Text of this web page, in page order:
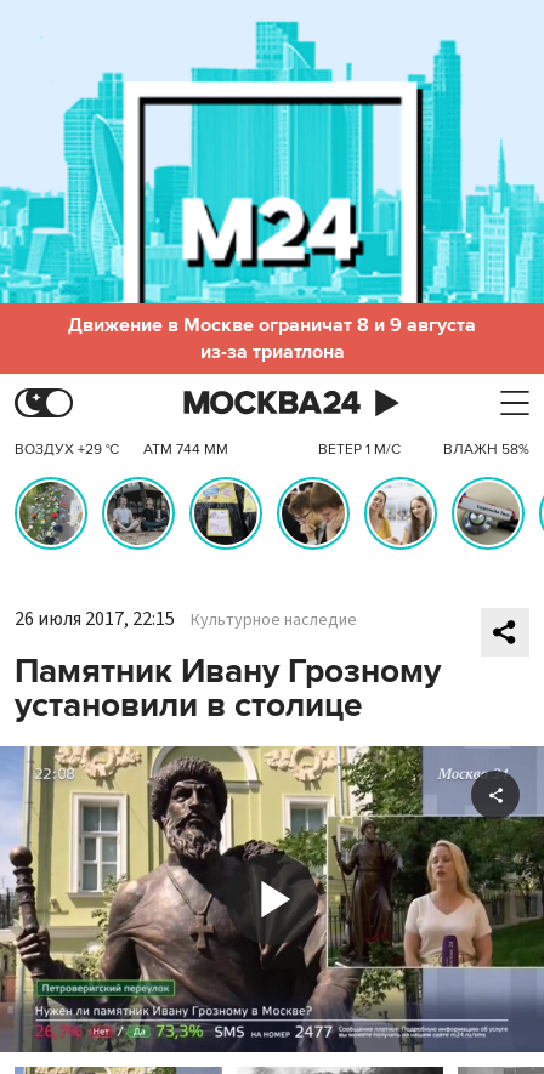
Движение в Москве ограничат 8 и 9 августа
из-за триатлона
ВОЗДУХ +29 °C АТМ 744 ММ ВЕТЕР 1 М/С ВЛАЖН 58%
26 июля 2017, 22:15 Культурное наследие
Памятник Ивану Грозному
установили в столице
Play
Video